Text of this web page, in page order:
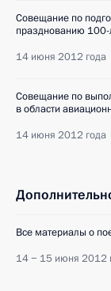
Совещание по
празднованию 100-
14 июня 2012 года
Совещание по
в области
14 июня 2012 года
Все материалы о
14 − 15 июня 2012